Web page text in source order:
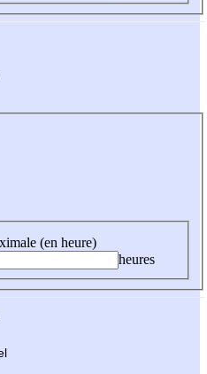
(en heure)
heures